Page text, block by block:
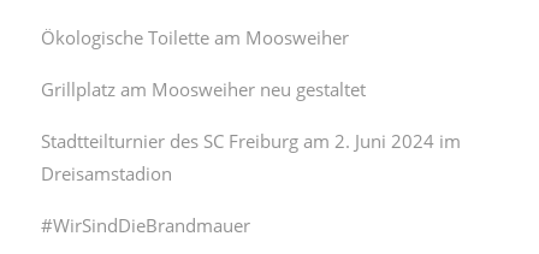
Ökologische Toilette am Moosweiher
Grillplatz am Moosweiher neu gestaltet
Stadtteilturnier des SC Freiburg am 2. Juni 2024 im
Dreisamstadion
#WirSindDieBrandmauer